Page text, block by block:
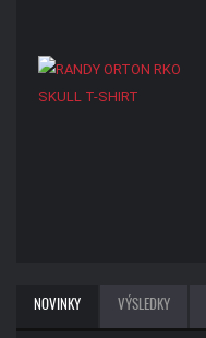
NOVINKY VÝSLEDKY